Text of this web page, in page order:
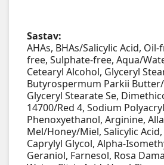
Sastav:
AHAs, BHAs/Salicylic Acid,
free, Sulphate-free, Aqua/
Cetearyl Alcohol, Glyceryl
Butyrospermum Parkii Butter/
Glyceryl Stearate Se,
14700/Red 4, Sodium
Phenoxyethanol, Arginine,
Mel/Honey/Miel, Salicylic
Caprylyl Glycol, Alpha-
Geraniol, Farnesol, Rosa